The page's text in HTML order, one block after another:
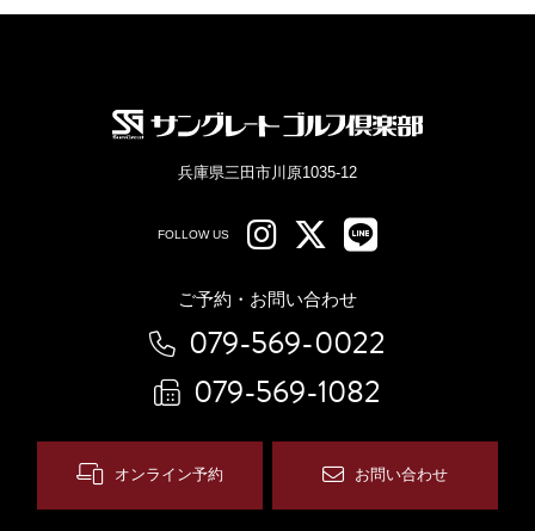
兵庫県三田市川原1035-12
FOLLOW US
ご予約・お問い合わせ
079-569-0022
079-569-1082
オンライン予約 お問い合わせ